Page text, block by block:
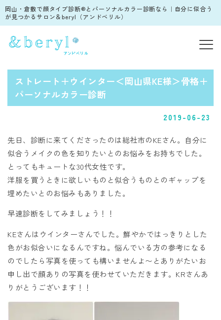
岡山・倉敷で顔タイプ診断®︎とパーソナルカラー診断なら｜自分に似合う
が見つかるサロン＆beryl（アンドベリル）
ストレート＋ウインター＜岡山県KE様＞骨格＋
パーソナルカラー診断
2019-06-23
先日、診断に来てくださったのは総社市のKEさん。自分に
似合うメイクの色を知りたいとのお悩みをお持ちでした。
とってもキュートな30代女性です。
洋服を買うときに欲しいものと似合うものとのギャップを
埋めたいとのお悩みもありました。
早速診断をしてみましょう！！
KEさんはウインターさんでした。鮮やかではっきりとした
色がお似合いになるんですね。悩んでいる方の参考になる
のでしたら写真を使っても構いませんよ〜とありがたいお
申し出で顔ありの写真を使わせていただきます。KRさんあ
りがとうございます！！